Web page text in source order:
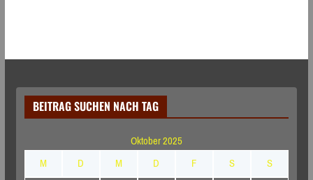
BEITRAG SUCHEN NACH TAG
Oktober 2025
M
D M D F S
S